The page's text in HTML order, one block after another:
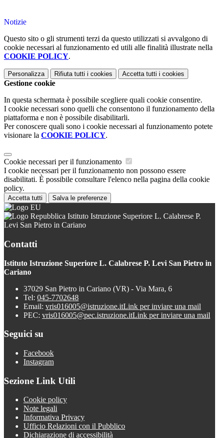
Notizie
Questo sito o gli strumenti terzi da questo utilizzati si avvalgono di
cookie necessari al funzionamento ed utili alle finalità illustrate nella
COOKIE POLICY.
Personalizza Rifiuta tutti i cookies Accetta tutti i cookies
Gestione cookie
In questa schermata è possibile scegliere quali cookie consentire.
I cookie necessari sono quelli che consentono il funzionamento della
piattaforma e non è possibile disabilitarli.
Per conoscere quali sono i cookie necessari al funzionamento potete
visionare la COOKIE POLICY.
Cookie necessari per il funzionamento
I cookie necessari per il funzionamento non possono essere
disabilitati. È possibile consultare l'elenco nella pagina della cookie
policy.
Accetta tutti Salva le preferenze
Istituto Istruzione Superiore L. Calabrese P.
Levi San Pietro in Cariano
Contatti
Istituto Istruzione Superiore L. Calabrese P. Levi San Pietro in
Cariano
37029 San Pietro in Cariano (VR) - Via Mara, 6
Tel: 045-7702648
Email: vris016005@istruzione.itLink per inviare una mail
PEC: vris016005@pec.istruzione.itLink per inviare una mail
Seguici su
Facebook
Instagram
Sezione Link Utili
Cookie policy
Note legali
Informativa Privacy
Ufficio Relazioni con il Pubblico
Dichiarazione di accessibilità